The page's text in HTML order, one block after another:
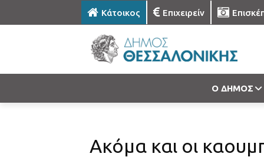
Κάτοικος Επιχειρείν
Ο ΔΗΜΟΣ
Ακόμα και οι